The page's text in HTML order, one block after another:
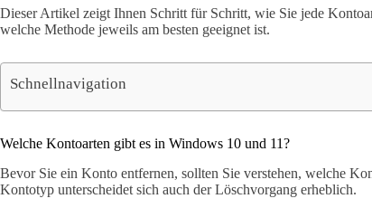
Dieser Artikel zeigt Ihnen Schritt für Schritt, wie Sie jede
welche Methode jeweils am besten geeignet ist.
Schnellnavigation
Welche Kontoarten gibt es in Windows 10 und 11?
Bevor Sie ein Konto entfernen, sollten Sie verstehen, welche
Kontotyp unterscheidet sich auch der Löschvorgang erheblich.